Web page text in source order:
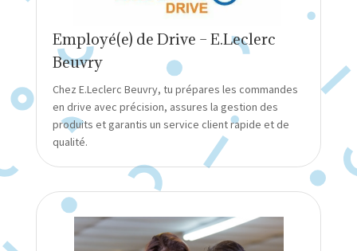
Employé(e) de Drive – E.Leclerc
Beuvry
Chez E.Leclerc Beuvry, tu prépares les commandes
en drive avec précision, assures la gestion des
produits et garantis un service client rapide et de
qualité.